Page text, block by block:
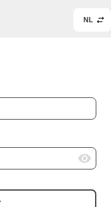
NL